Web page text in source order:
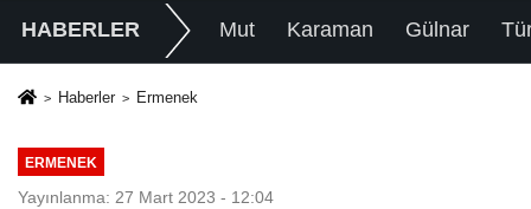
HABERLER Mut Karaman Gülnar
Haberler Ermenek
ERMENEK
Yayınlanma: 27 Mart 2023 - 12:04